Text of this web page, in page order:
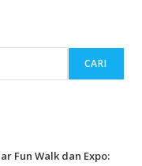
CARI
Fun Walk dan Expo: